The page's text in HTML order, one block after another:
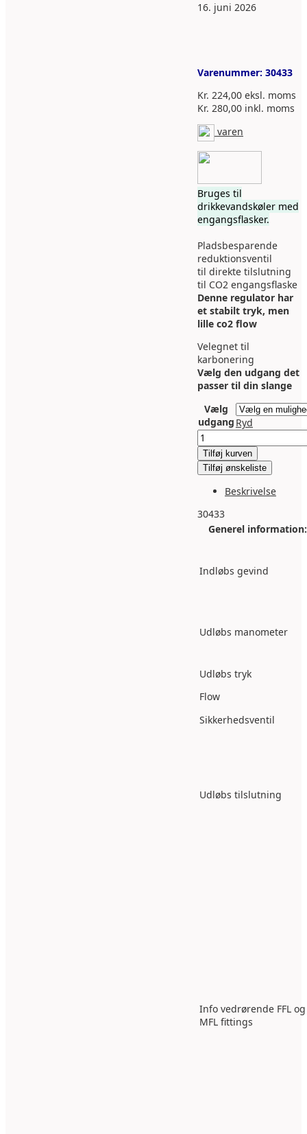
16. juni 2026
Varenummer: 30433
Kr. 224,00 eksl. moms
Kr. 280,00 inkl. moms
varen
Bruges til
drikkevandskøler med
engangsflasker.
Pladsbesparende
reduktionsventil
til direkte tilslutning
til CO2 engangsflaske
Denne regulator har
et stabilt tryk, men
lille co2 flow
Velegnet til
karbonering
Vælg den udgang det
passer til din slange
Vælg
udgang Ryd
Co2
regulator
med
manometer
antal
Tilføj kurven
Tilføj ønskeliste
Beskrivelse
30433
Generel information:
Indløbs gevind
Udløbs manometer
Udløbs tryk
Flow
Sikkerhedsventil
Udløbs tilslutning
Info vedrørende FFL og
MFL fittings